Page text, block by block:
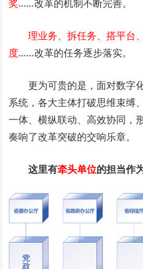
奖……改革的机制不断完善。
理业务、拆任务、搭平台
度……改革的任务逐步落实。
更为可贵的是，面对数字
系统，各大主体打破思维束缚
一体、横纵联动、高效协同，
奏响了改革突破的交响乐章。
这里有牵头单位的担当作为